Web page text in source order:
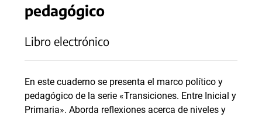
pedagógico
Libro electrónico
En este cuaderno se presenta el marco político y
pedagógico de la serie «Transiciones. Entre Inicial y
Primaria». Aborda reflexiones acerca de niveles y